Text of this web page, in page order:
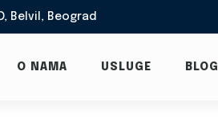
Belvil, Beograd
O NAMA USLUGE BLOG